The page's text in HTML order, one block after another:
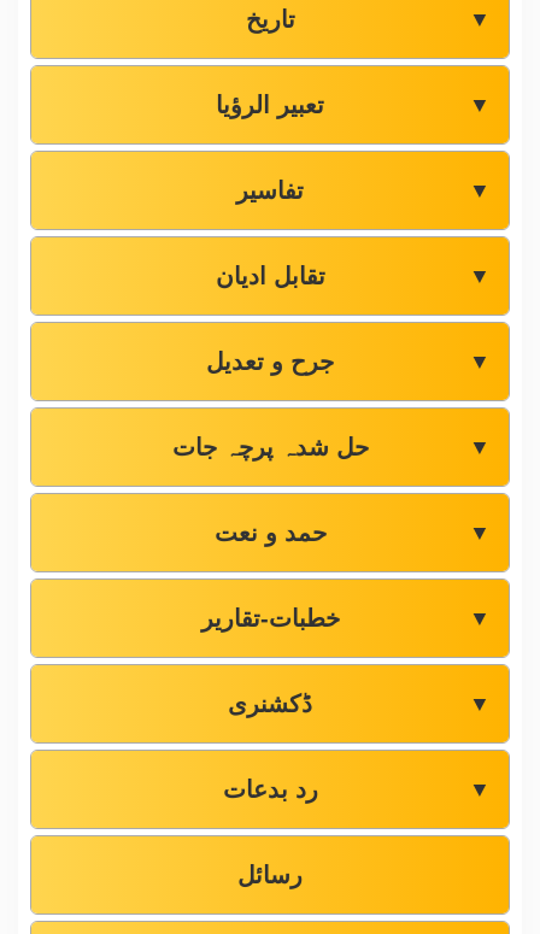
تاریخ ▼
تعبیر الرؤیا ▼
تفاسیر ▼
تقابل ادیان ▼
جرح و تعدیل ▼
حل شدہ پرچہ جات ▼
حمد و نعت ▼
خطبات-تقاریر ▼
ڈکشنری ▼
رد بدعات ▼
رسائل